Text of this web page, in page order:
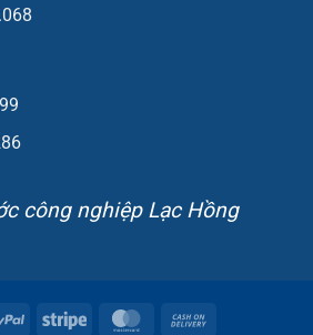
công nghiệp Lạc Hồng
PayPal Stripe MasterCard